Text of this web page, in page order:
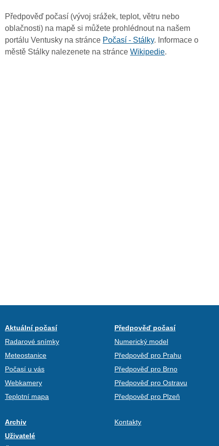
Předpověď počasí (vývoj srážek, teplot, větru nebo
oblačnosti) na mapě si můžete prohlédnout na našem
portálu Ventusky na stránce Počasí - Stálky. Informace o
městě Stálky nalezenete na stránce Wikipedie.
Aktuální počasí
Radarové snímky
Meteostanice
Počasí u vás
Webkamery
Teplotní mapa
Předpověď počasí
Numerický model
Předpověď pro Prahu
Předpověď pro Brno
Předpověď pro Ostravu
Předpověď pro Plzeň
Archiv
Uživatelé
Kontakty